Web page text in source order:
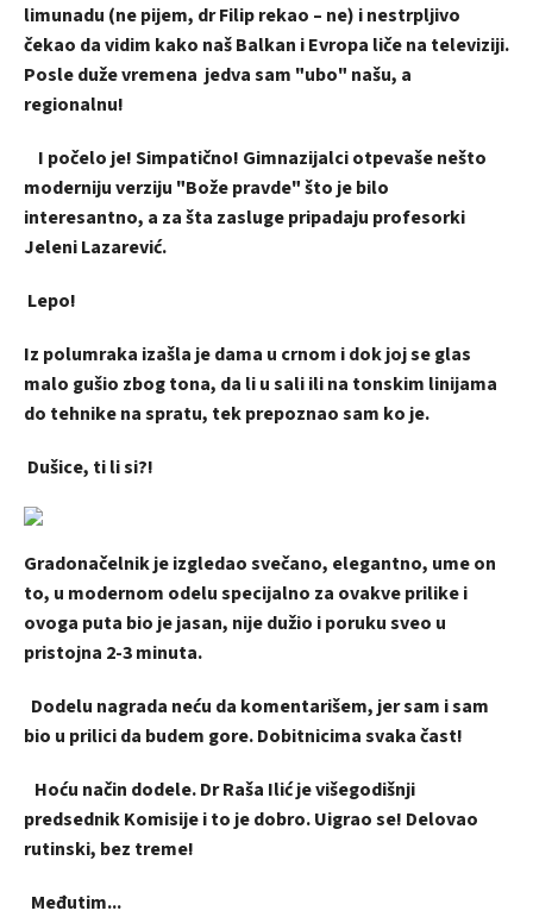
limunadu (ne pijem, dr Filip rekao – ne) i nestrpljivo
čekao da vidim kako naš Balkan i Evropa liče na televiziji.
Posle duže vremena jedva sam "ubo" našu, a
regionalnu!
I počelo je! Simpatično! Gimnazijalci otpevaše nešto
moderniju verziju "Bože pravde" što je bilo
interesantno, a za šta zasluge pripadaju profesorki
Jeleni Lazarević.
Lepo!
Iz polumraka izašla je dama u crnom i dok joj se glas
malo gušio zbog tona, da li u sali ili na tonskim linijama
do tehnike na spratu, tek prepoznao sam ko je.
Dušice, ti li si?!
Gradonačelnik je izgledao svečano, elegantno, ume on
to, u modernom odelu specijalno za ovakve prilike i
ovoga puta bio je jasan, nije dužio i poruku sveo u
pristojna 2-3 minuta.
Dodelu nagrada neću da komentarišem, jer sam i sam
bio u prilici da budem gore. Dobitnicima svaka čast!
Hoću način dodele. Dr Raša Ilić je višegodišnji
predsednik Komisije i to je dobro. Uigrao se! Delovao
rutinski, bez treme!
Međutim...